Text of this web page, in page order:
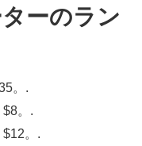
ーのラン
。.
。.
。.